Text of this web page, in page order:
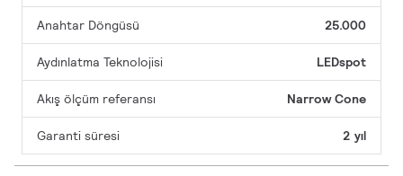
Anahtar Döngüsü 25.000
Aydınlatma Teknolojisi LEDspot
Akış ölçüm referansı Narrow Cone
Garanti süresi 2 yıl